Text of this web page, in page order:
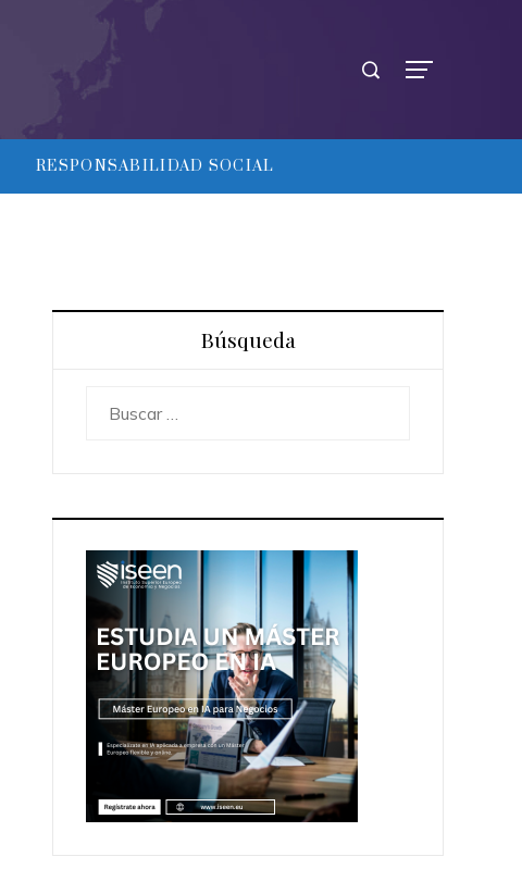
RESPONSABILIDAD SOCIAL
Búsqueda